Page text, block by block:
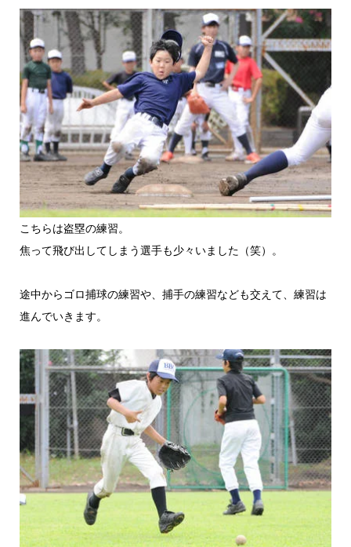
こちらは盗塁の練習。
焦って飛び出してしまう選手も少々いました（笑）。
途中からゴロ捕球の練習や、捕手の練習なども交えて、練習は
進んでいきます。